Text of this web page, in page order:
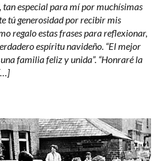
especial para mí por muchísimas
tú generosidad por recibir mis
regalo estas frases para reflexionar,
espíritu navideño. “El mejor
familia feliz y unida”. “Honraré la